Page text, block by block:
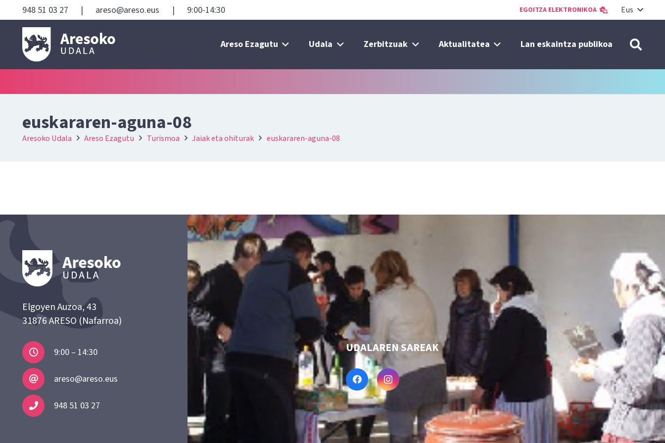
948 51 03 27 | areso@areso.eus | 9:00-14:30 EGOITZA ELEKTRONIKOA Eus
Areso Ezagutu Udala Zerbitzuak Aktualitatea Lan eskaintza publikoa
euskararen-aguna-08
Aresoko Udala Areso Ezagutu Turismoa Jaiak eta ohiturak euskararen-aguna-08
Elgoyen Auzoa, 43
31876 ARESO (Nafarroa)
9:00 – 14:30
areso@areso.eus
948 51 03 27
UDALAREN SAREAK